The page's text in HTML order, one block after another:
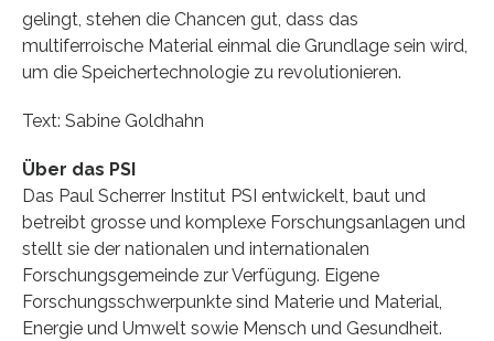
gelingt, stehen die Chancen gut, dass das
multiferroische Material einmal die Grundlage sein wird,
um die Speichertechnologie zu revolutionieren.
Text: Sabine Goldhahn
Über das PSI
Das Paul Scherrer Institut PSI entwickelt, baut und
betreibt grosse und komplexe Forschungsanlagen und
stellt sie der nationalen und internationalen
Forschungsgemeinde zur Verfügung. Eigene
Forschungsschwerpunkte sind Materie und Material,
Energie und Umwelt sowie Mensch und Gesundheit.